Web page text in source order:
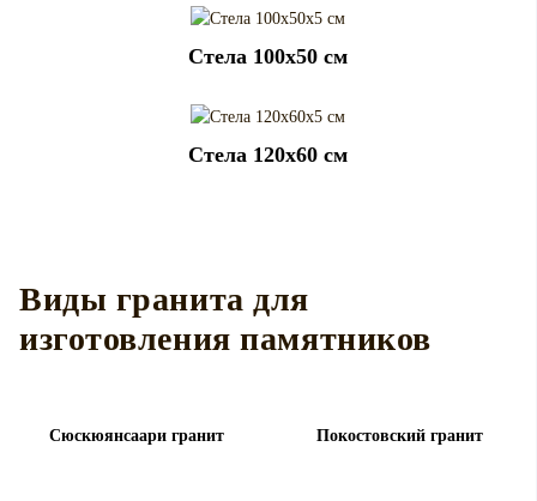
Cтела 100x50 см
Cтела 120x60 см
Виды гранита для
изготовления памятников
Сюскюянсаари гранит Покостовский гранит